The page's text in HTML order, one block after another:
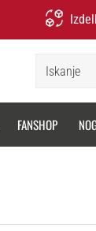
FANSHOP